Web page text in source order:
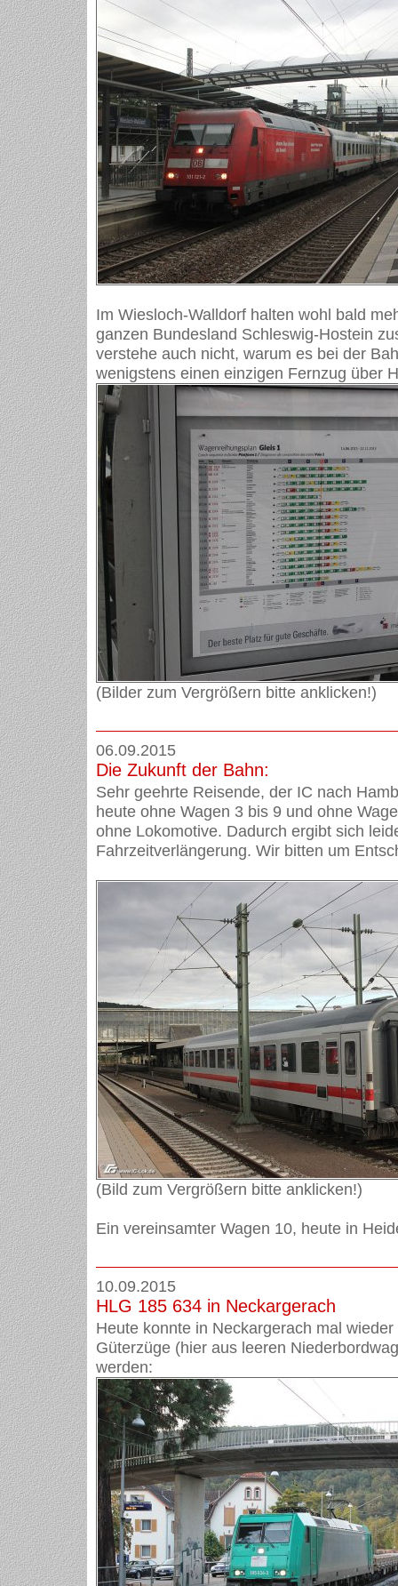
Im Wiesloch-Walldorf halten wohl bald
ganzen Bundesland Schleswig-Hostein
verstehe auch nicht, warum es bei der
wenigstens einen einzigen Fernzug über
(Bilder zum Vergrößern bitte anklicken!)
06.09.2015
Die Zukunft der Bahn:
Sehr geehrte Reisende, der IC nach
heute ohne Wagen 3 bis 9 und ohne
ohne Lokomotive. Dadurch ergibt sich
Fahrzeitverlängerung. Wir bitten um
(Bild zum Vergrößern bitte anklicken!)
Ein vereinsamter Wagen 10, heute in
10.09.2015
HLG 185 634 in Neckargerach
Heute konnte in Neckargerach mal
Güterzüge (hier aus leeren
werden: